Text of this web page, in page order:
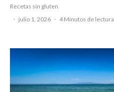
Recetas sin gluten
· julio 1, 2026 · 4 Minutos de lectura